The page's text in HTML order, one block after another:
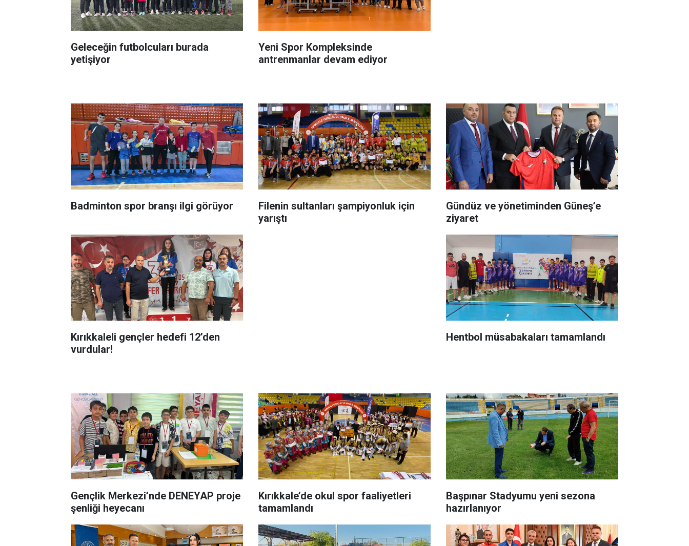
Geleceğin futbolcuları burada
yetişiyor
Yeni Spor Kompleksinde
antrenmanlar devam ediyor
Badminton spor branşı ilgi görüyor
Filenin sultanları şampiyonluk için
yarıştı
Gündüz ve yönetiminden Güneş’e
ziyaret
Kırıkkaleli gençler hedefi 12’den
vurdular!
Hentbol müsabakaları tamamlandı
Gençlik Merkezi’nde DENEYAP proje
şenliği heyecanı
Kırıkkale’de okul spor faaliyetleri
tamamlandı
Başpınar Stadyumu yeni sezona
hazırlanıyor